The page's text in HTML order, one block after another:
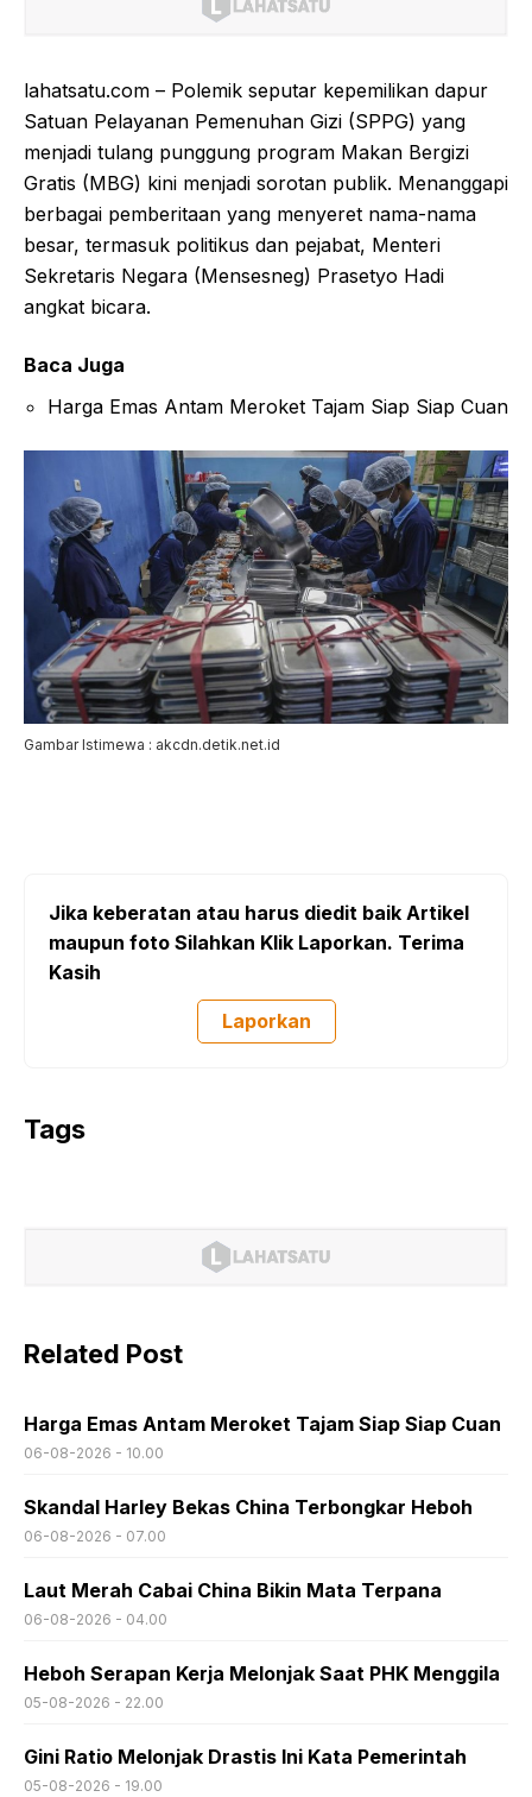
lahatsatu.com – Polemik seputar kepemilikan dapur
Satuan Pelayanan Pemenuhan Gizi (SPPG) yang
menjadi tulang punggung program Makan Bergizi
Gratis (MBG) kini menjadi sorotan publik. Menanggapi
berbagai pemberitaan yang menyeret nama-nama
besar, termasuk politikus dan pejabat, Menteri
Sekretaris Negara (Mensesneg) Prasetyo Hadi
angkat bicara.
Baca Juga
Harga Emas Antam Meroket Tajam Siap Siap Cuan
Gambar Istimewa : akcdn.detik.net.id
Jika keberatan atau harus diedit baik Artikel
maupun foto Silahkan Klik Laporkan. Terima
Kasih
Laporkan
Tags
Related Post
Harga Emas Antam Meroket Tajam Siap Siap Cuan
06-08-2026 - 10.00
Skandal Harley Bekas China Terbongkar Heboh
06-08-2026 - 07.00
Laut Merah Cabai China Bikin Mata Terpana
06-08-2026 - 04.00
Heboh Serapan Kerja Melonjak Saat PHK Menggila
05-08-2026 - 22.00
Gini Ratio Melonjak Drastis Ini Kata Pemerintah
05-08-2026 - 19.00